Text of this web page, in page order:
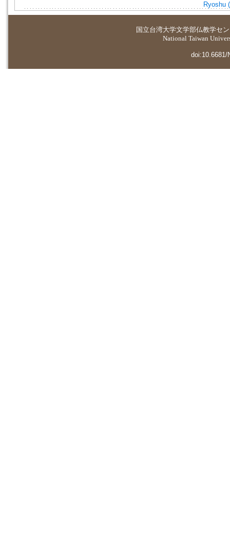
Ryoshu
国立台湾大学文学部仏教学セ
National Taiwan
doi:10.6681/